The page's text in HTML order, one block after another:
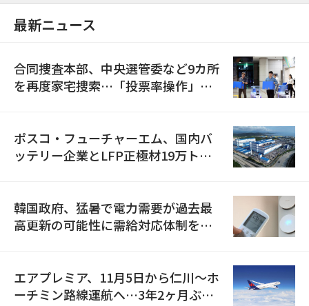
最新ニュース
合同捜査本部、中央選管委など9カ所
を再度家宅捜索…「投票率操作」の
ポスコ・フューチャーエム、国内バ
ッテリー企業とLFP正極材19万トン
韓国政府、猛暑で電力需要が過去最
高更新の可能性に需給対応体制を点
エアプレミア、11月5日から仁川〜ホ
ーチミン路線運航へ…3年2ヶ月ぶり